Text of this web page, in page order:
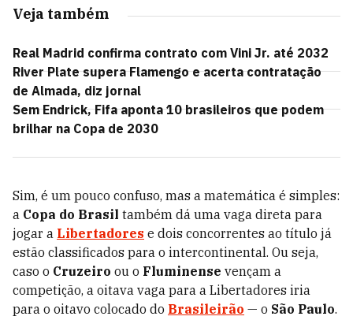
Veja também
Real Madrid confirma contrato com Vini Jr. até 2032
River Plate supera Flamengo e acerta contratação
de Almada, diz jornal
Sem Endrick, Fifa aponta 10 brasileiros que podem
brilhar na Copa de 2030
Sim, é um pouco confuso, mas a matemática é simples:
a Copa do Brasil também dá uma vaga direta para
jogar a Libertadores e dois concorrentes ao título já
estão classificados para o intercontinental. Ou seja,
caso o Cruzeiro ou o Fluminense vençam a
competição, a oitava vaga para a Libertadores iria
para o oitavo colocado do Brasileirão — o São Paulo.